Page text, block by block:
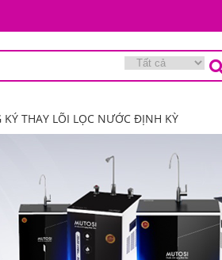
THAY LÕI LỌC NƯỚC ĐỊNH KỲ